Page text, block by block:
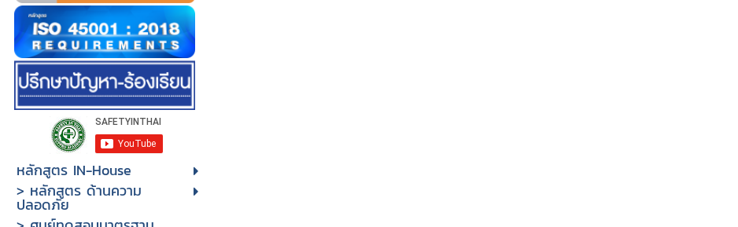
หลักสูตร IN-House
> หลักสูตร ด้านความ
ปลอดภัย